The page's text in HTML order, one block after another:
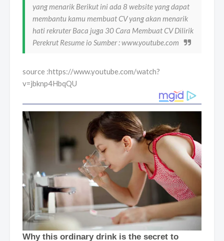
yang menarik Berikut ini ada 8 website yang dapat
membantu kamu membuat CV yang akan menarik
hati rekruter Baca juga 30 Cara Membuat CV Dilirik
Perekrut Resume io Sumber : www.youtube.com
source :https://www.youtube.com/watch?
v=jbknp4HbqQU